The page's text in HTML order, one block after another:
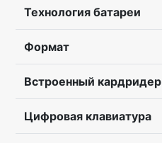
Технология батареи
Формат
Встроенный кардридер
Цифровая клавиатура